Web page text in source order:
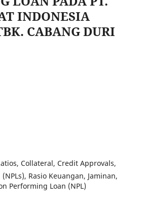
INDONESIA
CABANG DURI
Collateral, Credit Approvals,
Rasio Keuangan, Jaminan,
Performing Loan (NPL)